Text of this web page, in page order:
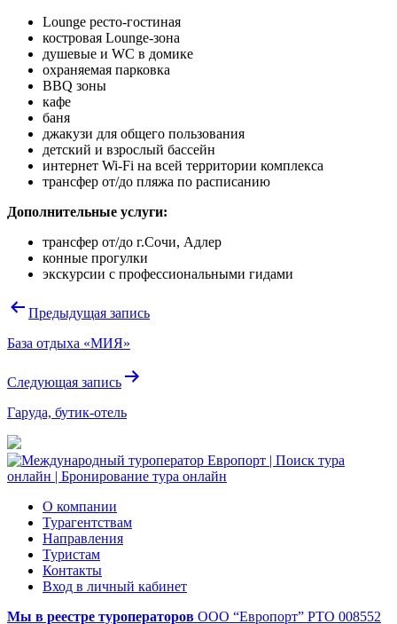
Lounge ресто-гостиная
костровая Lounge-зона
душевые и WC в домике
охраняемая парковка
BBQ зоны
кафе
баня
джакузи для общего пользования
детский и взрослый бассейн
интернет Wi-Fi на всей территории комплекса
трансфер от/до пляжа по расписанию
Дополнительные услуги:
трансфер от/до г.Сочи, Адлер
конные прогулки
экскурсии с профессиональными гидами
Навигация
записям
Предыдущая запись
База отдыха «МИЯ»
Следующая запись
Гаруда, бутик-отель
О компании
Турагентствам
Направления
Туристам
Контакты
Вход в личный кабинет
Мы в реестре туроператоров ООО “Европорт” РТО 008552